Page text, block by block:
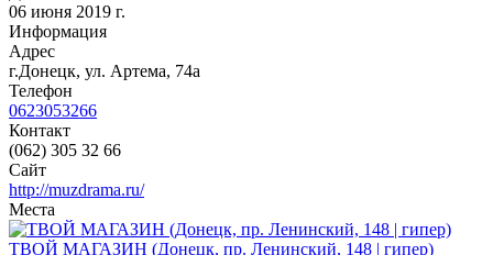
06 июня 2019 г.
Информация
Адрес
г.Донецк, ул. Артема, 74а
Телефон
0623053266
Контакт
(062) 305 32 66
Сайт
http://muzdrama.ru/
Места
ТВОЙ МАГАЗИН (Донецк, пр. Ленинский, 148 | гипер)